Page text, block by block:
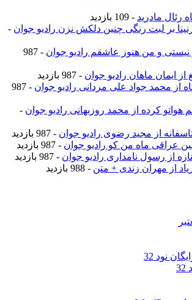
رئال مادرید- 109 بازدید
بر لبت رنگی چنین دلکش نزن رادیو جوان-
نیستی و من هنوز عاشقم رادیو جوان
- 987
از ایمان ماهان رادیو جوان- 987 بازدید
از محمد جواد علی مردانی رادیو جوان
- 987
هواتو کرده از محمد روزبهانی رادیو جوان-
از مجید رضوی رادیو جوان- 987 بازدید
عراقی ماه من کو رادیو جوان- 987 بازدید
از رسول نامداری رادیو جوان- 987 بازدید
از مهران زندی + متن- 988 بازدید
نود 32